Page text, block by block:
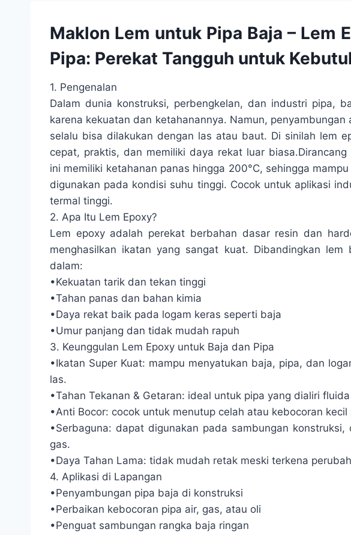
Maklon Lem untuk Pipa Baja – Lem
Pipa: Perekat Tangguh untuk
1. Pengenalan
Dalam dunia konstruksi, perbengkelan, dan industri pipa,
karena kekuatan dan ketahanannya. Namun,
selalu bisa dilakukan dengan las atau baut. Di sinilah lem
cepat, praktis, dan memiliki daya rekat luar
ini memiliki ketahanan panas hingga 200°C, sehingga
digunakan pada kondisi suhu tinggi. Cocok untuk aplikasi
termal tinggi.
2. Apa Itu Lem Epoxy?
Lem epoxy adalah perekat berbahan dasar resin dan
menghasilkan ikatan yang sangat kuat. Dibandingkan lem
dalam:
•Kekuatan tarik dan tekan tinggi
•Tahan panas dan bahan kimia
•Daya rekat baik pada logam keras seperti baja
•Umur panjang dan tidak mudah rapuh
3. Keunggulan Lem Epoxy untuk Baja dan Pipa
•Ikatan Super Kuat: mampu menyatukan baja, pipa, dan
las.
•Tahan Tekanan & Getaran: ideal untuk pipa yang dialiri
•Anti Bocor: cocok untuk menutup celah atau kebocoran
•Serbaguna: dapat digunakan pada sambungan
gas.
•Daya Tahan Lama: tidak mudah retak meski terkena
4. Aplikasi di Lapangan
•Penyambungan pipa baja di konstruksi
•Perbaikan kebocoran pipa air, gas, atau oli
•Penguat sambungan rangka baja ringan